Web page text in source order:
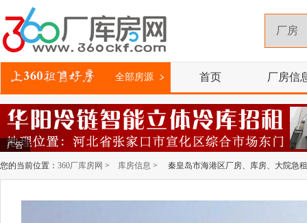
全部房源 首页 厂房信
广告
您的当前位置： 360厂库房网 > 库房信息 > 秦皇岛市海港区厂房、库房、大院急租